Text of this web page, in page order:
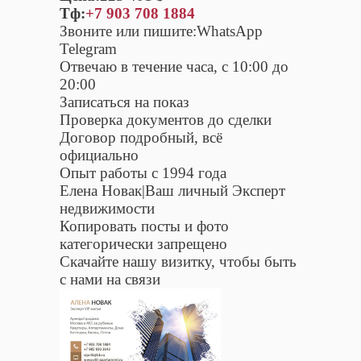
Тф:+7 903 708 1884
Звоните или пишите:WhatsApp
Telegram
Отвечаю в течение часа, с 10:00 до
20:00
Записаться на показ
Проверка документов до сделки
Договор подробный, всё
официально
Опыт работы с 1994 года
Елена Новак|Ваш личный Эксперт
недвижимости
Копировать посты и фото
категорически запрещено
Скачайте нашу визитку, чтобы быть
с нами на связи